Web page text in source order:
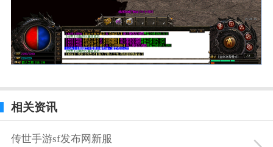
相关资讯
传世手游sf发布网新服